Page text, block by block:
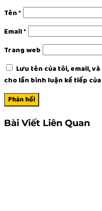
Tên*
Email*
Trang web
Lưu tên của tôi, email,
cho lần bình luận kế tiếp
Bài Viết Liên Quan